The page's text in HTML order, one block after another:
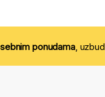
ponudama,